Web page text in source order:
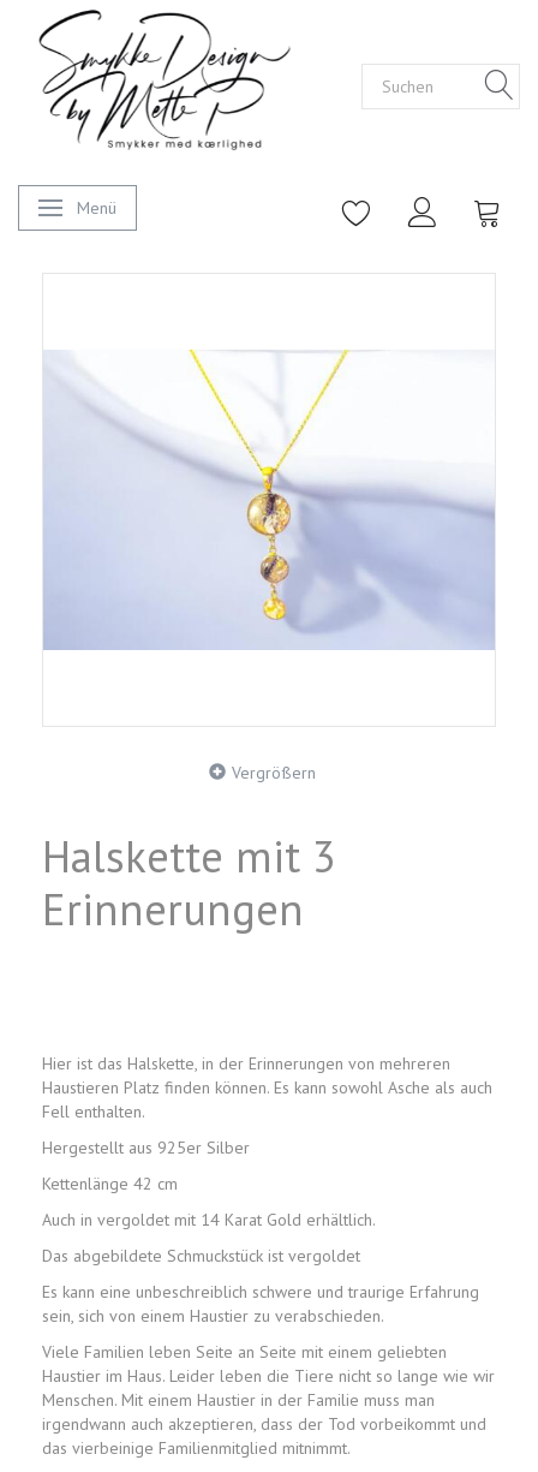
Anzeige ändern
Menü
Vergrößern
Halskette mit 3
Erinnerungen
Hier ist das Halskette, in der Erinnerungen von mehreren
Haustieren Platz finden können. Es kann sowohl Asche als auch
Fell enthalten.
Hergestellt aus 925er Silber
Kettenlänge 42 cm
Auch in vergoldet mit 14 Karat Gold erhältlich.
Das abgebildete Schmuckstück ist vergoldet
Es kann eine unbeschreiblich schwere und traurige Erfahrung
sein, sich von einem Haustier zu verabschieden.
Viele Familien leben Seite an Seite mit einem geliebten
Haustier im Haus. Leider leben die Tiere nicht so lange wie wir
Menschen. Mit einem Haustier in der Familie muss man
irgendwann auch akzeptieren, dass der Tod vorbeikommt und
das vierbeinige Familienmitglied mitnimmt.